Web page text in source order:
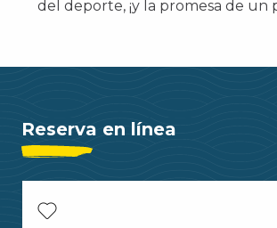
del deporte, ¡y la promesa de un
Reserva en línea